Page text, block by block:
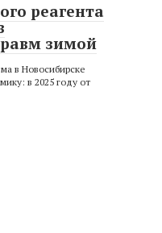
реагента
зимой
в Новосибирске
в 2025 году от